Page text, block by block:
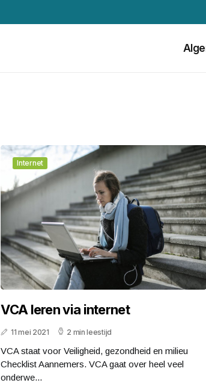
Internet
VCA leren via internet
11 mei 2021 2 min leestijd
VCA staat voor Veiligheid, gezondheid en milieu
Checklist Aannemers. VCA gaat over heel veel
onderwe...